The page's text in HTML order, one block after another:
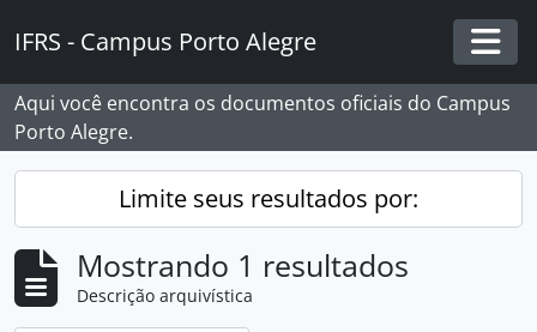
IFRS - Campus Porto Alegre
Aqui você encontra os documentos oficiais do Campus
Porto Alegre.
Limite seus resultados por:
Mostrando 1 resultados
Descrição arquivística